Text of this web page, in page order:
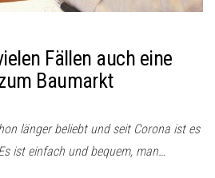
Fällen auch eine
Baumarkt
länger beliebt und seit Corona ist es
ist einfach und bequem, man…